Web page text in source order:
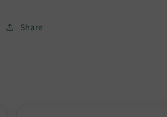
Share